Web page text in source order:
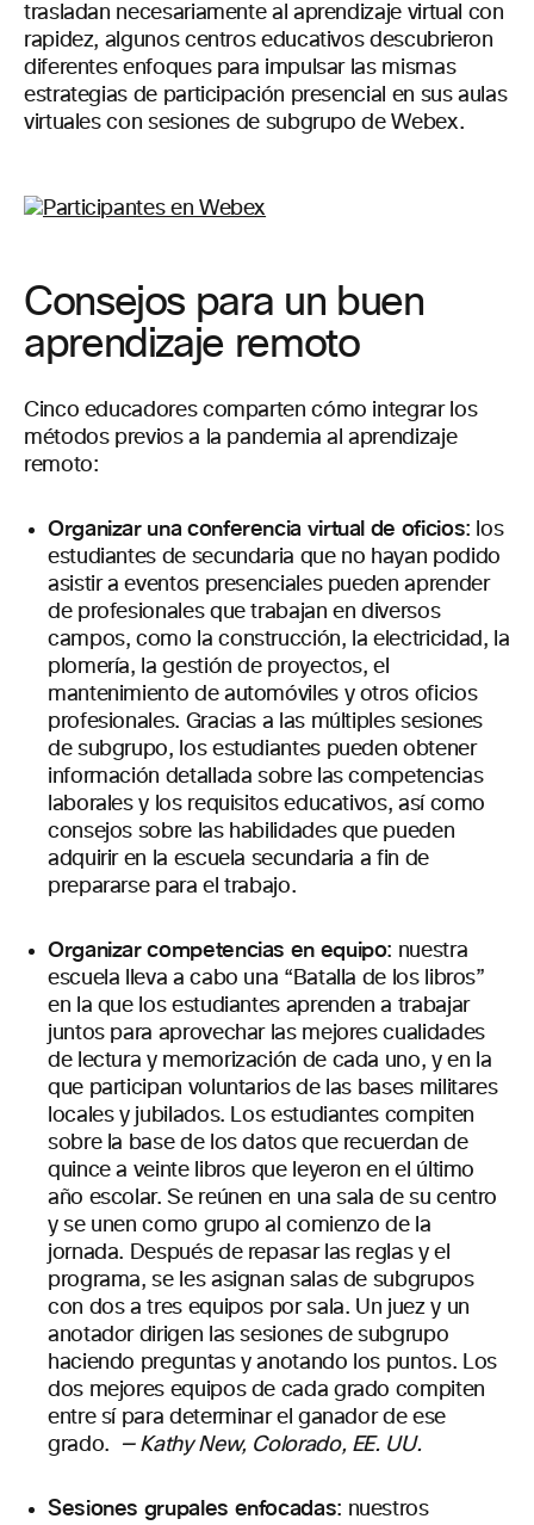
trasladan necesariamente al aprendizaje virtual con
rapidez, algunos centros educativos descubrieron
diferentes enfoques para impulsar las mismas
estrategias de participación presencial en sus aulas
virtuales con sesiones de subgrupo de Webex.
Consejos para un buen
aprendizaje remoto
Cinco educadores comparten cómo integrar los
métodos previos a la pandemia al aprendizaje
remoto:
Organizar una conferencia virtual de oficios: los
estudiantes de secundaria que no hayan podido
asistir a eventos presenciales pueden aprender
de profesionales que trabajan en diversos
campos, como la construcción, la electricidad, la
plomería, la gestión de proyectos, el
mantenimiento de automóviles y otros oficios
profesionales. Gracias a las múltiples sesiones
de subgrupo, los estudiantes pueden obtener
información detallada sobre las competencias
laborales y los requisitos educativos, así como
consejos sobre las habilidades que pueden
adquirir en la escuela secundaria a fin de
prepararse para el trabajo.
Organizar competencias en equipo: nuestra
escuela lleva a cabo una “Batalla de los libros”
en la que los estudiantes aprenden a trabajar
juntos para aprovechar las mejores cualidades
de lectura y memorización de cada uno, y en la
que participan voluntarios de las bases militares
locales y jubilados. Los estudiantes compiten
sobre la base de los datos que recuerdan de
quince a veinte libros que leyeron en el último
año escolar. Se reúnen en una sala de su centro
y se unen como grupo al comienzo de la
jornada. Después de repasar las reglas y el
programa, se les asignan salas de subgrupos
con dos a tres equipos por sala. Un juez y un
anotador dirigen las sesiones de subgrupo
haciendo preguntas y anotando los puntos. Los
dos mejores equipos de cada grado compiten
entre sí para determinar el ganador de ese
grado.
— Kathy New, Colorado, EE. UU.
Sesiones grupales enfocadas: nuestros